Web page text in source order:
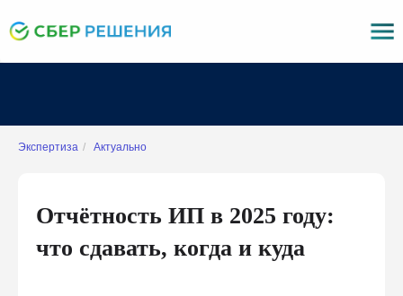
Экспертиза / Актуально
Отчётность ИП в 2025 году:
что сдавать, когда и куда